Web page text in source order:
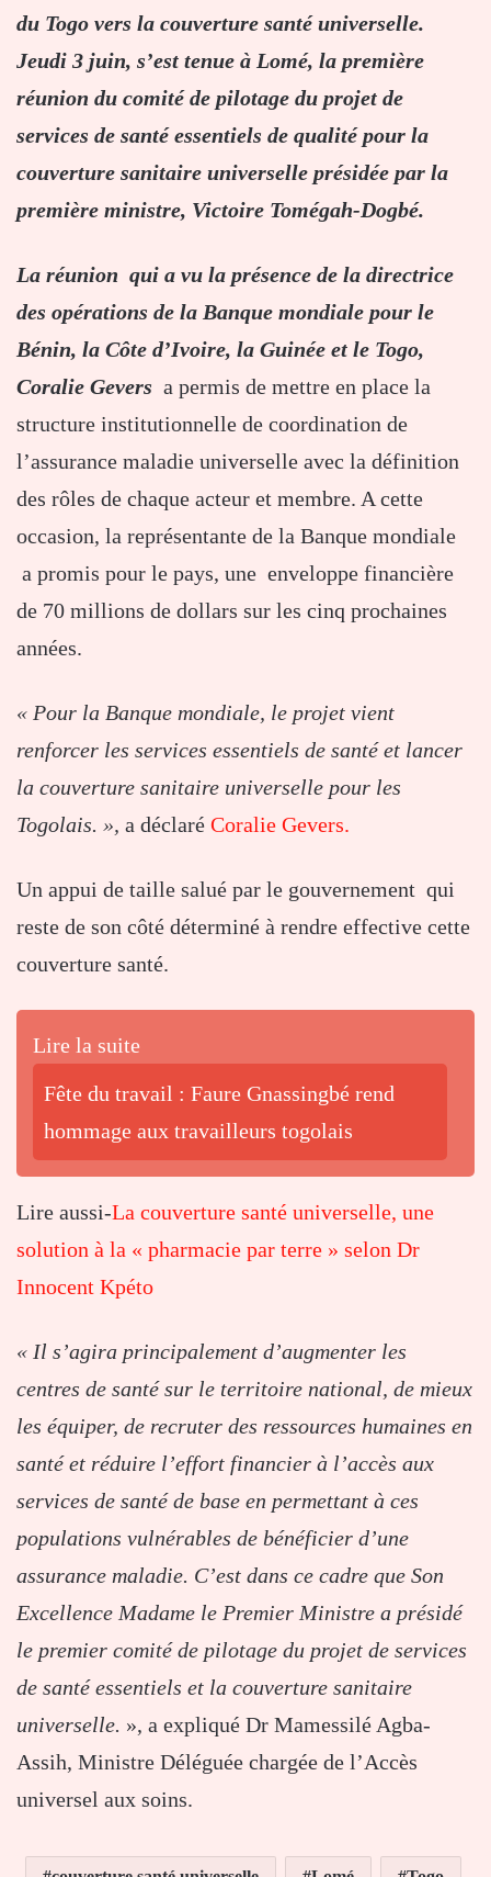
du Togo vers la couverture santé universelle.
Jeudi 3 juin, s’est tenue à Lomé, la première
réunion du comité de pilotage du projet de
services de santé essentiels de qualité pour la
couverture sanitaire universelle présidée par la
première ministre, Victoire Tomégah-Dogbé.
La réunion qui a vu la présence de la directrice
des opérations de la Banque mondiale pour le
Bénin, la Côte d’Ivoire, la Guinée et le Togo,
Coralie Gevers a permis de mettre en place la
structure institutionnelle de coordination de
l’assurance maladie universelle avec la définition
des rôles de chaque acteur et membre. A cette
occasion, la représentante de la Banque mondiale
a promis pour le pays, une enveloppe financière
de 70 millions de dollars sur les cinq prochaines
années.
« Pour la Banque mondiale, le projet vient
renforcer les services essentiels de santé et lancer
la couverture sanitaire universelle pour les
Togolais. », a déclaré Coralie Gevers.
Un appui de taille salué par le gouvernement qui
reste de son côté déterminé à rendre effective cette
couverture santé.
Lire la suite
Fête du travail : Faure Gnassingbé rend
hommage aux travailleurs togolais
Lire aussi-La couverture santé universelle, une
solution à la « pharmacie par terre » selon Dr
Innocent Kpéto
« Il s’agira principalement d’augmenter les
centres de santé sur le territoire national, de mieux
les équiper, de recruter des ressources humaines en
santé et réduire l’effort financier à l’accès aux
services de santé de base en permettant à ces
populations vulnérables de bénéficier d’une
assurance maladie. C’est dans ce cadre que Son
Excellence Madame le Premier Ministre a présidé
le premier comité de pilotage du projet de services
de santé essentiels et la couverture sanitaire
universelle. », a expliqué Dr Mamessilé Agba-
Assih, Ministre Déléguée chargée de l’Accès
universel aux soins.